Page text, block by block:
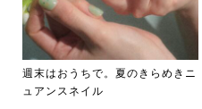
週末はおうちで。夏のきらめきニ
ュアンスネイル